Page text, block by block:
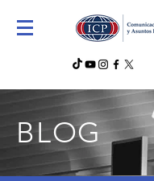
BLOG